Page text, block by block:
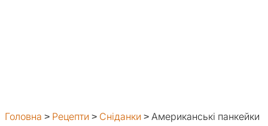
Головна > Рецепти > Сніданки > Американські панкейки